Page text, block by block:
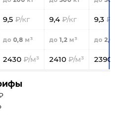
9,5 9,4 9,3
0,8 1,2 2,0
2430 2410 2390